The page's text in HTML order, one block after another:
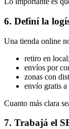
6. Definí la
Una tienda online
retiro en local;
envíos por
zonas con
envío gratis
Cuanto más clara
7. Trabajá el